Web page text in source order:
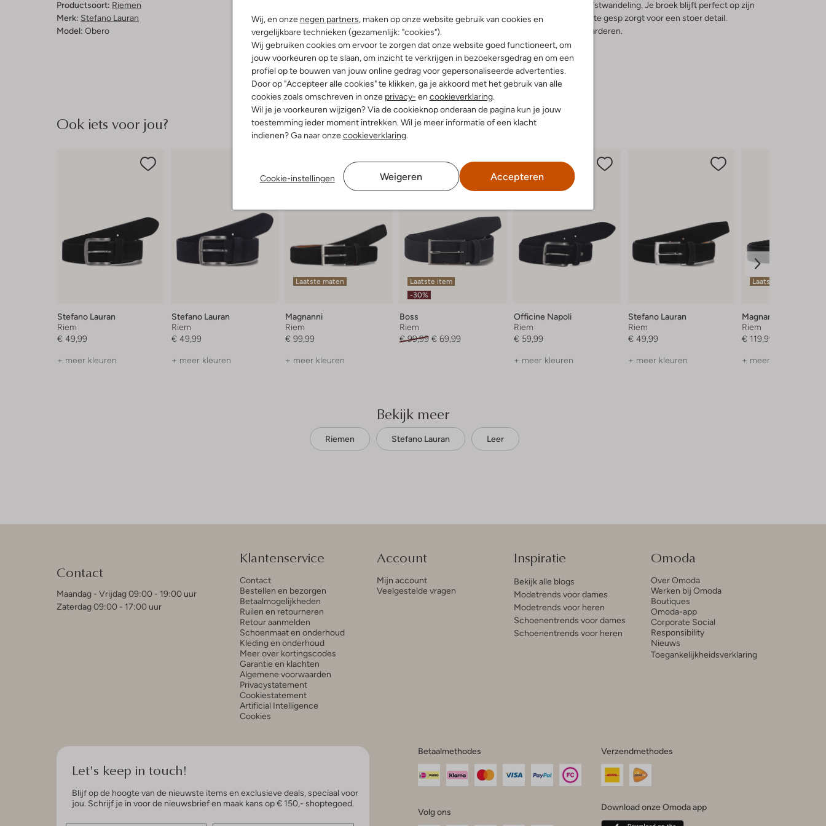
Wij, en onze negen partners, maken op onze website gebruik van cookies en
vergelijkbare technieken (gezamenlijk: "cookies").
Wij gebruiken cookies om ervoor te zorgen dat onze website goed functioneert, om
jouw voorkeuren op te slaan, om inzicht te verkrijgen in bezoekersgedrag en om een
profiel op te bouwen van jouw online gedrag voor gepersonaliseerde advertenties.
Door op "Accepteer alle cookies" te klikken, ga je akkoord met het gebruik van alle
cookies zoals omschreven in onze privacy- en cookieverklaring.
Wil je je voorkeuren wijzigen? Via de cookieknop onderaan de pagina kun je jouw
toestemming ieder moment intrekken. Wil je meer informatie of een klacht
indienen? Ga naar onzecookieverklaring.
Cookie-instellingen Weigeren Accepteren
Productsoort: Riemen
Merk: Stefano Lauran
Model: Obero
met een stoere chino voor een gezellige herfstwandeling. Je broek blijft perfect op zijn
plek en je maakt je look compleet. De robuuste gesp zorgt voor een stoer detail.
Onmisbaar voor heren die stijl en functie waarderen.
Ook iets voor jou?
Stefano Lauran
Riem
€ 49,99
+ meer kleuren
Stefano Lauran
Riem
€ 49,99
+ meer kleuren
Laatste maten
Magnanni
Riem
€ 99,99
+ meer kleuren
Laatste item
-30%
Boss
Riem
€ 99,99 € 69,99
Officine Napoli
Riem
€ 59,99
+ meer kleuren
Stefano Lauran
Riem
€ 49,99
+ meer kleuren
Laatste items
Magnanni
Riem
€ 119,99
+ meer kleuren
Bekijk meer
Riemen Stefano Lauran Leer
Contact
Maandag - Vrijdag 09:00 - 19:00 uur
Zaterdag 09:00 - 17:00 uur
Klantenservice
Contact
Bestellen en bezorgen
Betaalmogelijkheden
Ruilen en retourneren
Retour aanmelden
Schoenmaat en onderhoud
Kleding en onderhoud
Meer over kortingscodes
Garantie en klachten
Algemene voorwaarden
Privacystatement
Cookiestatement
Artificial Intelligence
Cookies
Account
Mijn account
Veelgestelde vragen
Inspiratie
Bekijk alle blogs
Modetrends voor dames
Modetrends voor heren
Schoenentrends voor dames
Schoenentrends voor heren
Omoda
Over Omoda
Werken bij Omoda
Boutiques
Omoda-app
Corporate Social
Responsibility
Nieuws
Toegankelijkheidsverklaring
Let's keep in touch!
Blijf op de hoogte van de nieuwste items en exclusieve deals, speciaal voor
jou. Schrijf je in voor de nieuwsbrief en maak kans op € 150,- shoptegoed.
Betaalmethodes
Volg ons
Verzendmethodes
Download onze Omoda app